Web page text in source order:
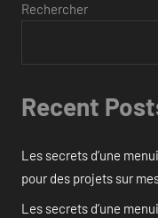
Rechercher
Recent
Les secrets d’une
pour des projets sur
Les secrets d’une